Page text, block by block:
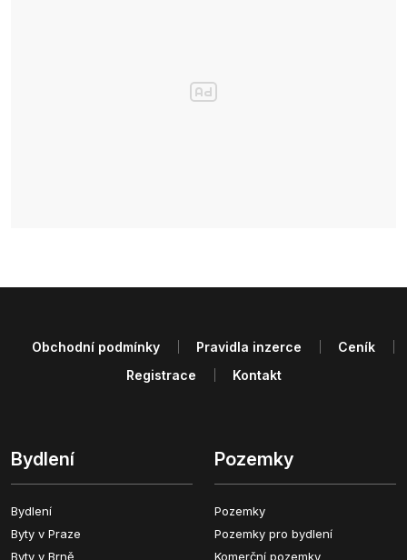
Bydlení
Bydlení
Byty v Praze
Byty v Brně
Pozemky
Pozemky
Pozemky pro bydlení
Komerční pozemky
Obchodní podmínky Pravidla inzerce
Ceník
Registrace
Kontakt